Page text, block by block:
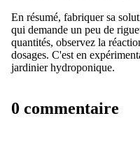
En résumé, fabriquer sa
qui demande un peu de
quantités, observez la
dosages. C'est en
jardinier hydroponique.
0 commentaire